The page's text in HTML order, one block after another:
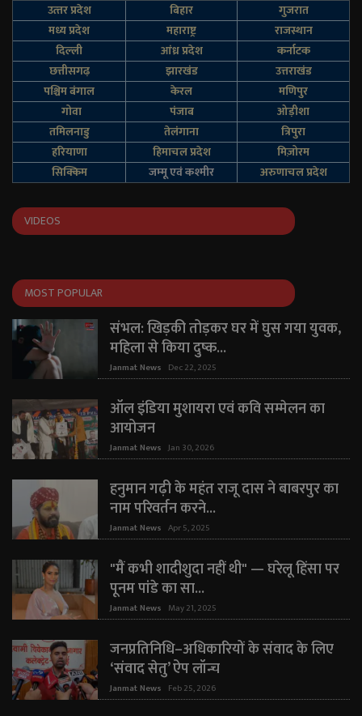
उत्‍तर प्रदेश बिहार
गुजरात
मध्य प्रदेश
महाराष्ट्र
राजस्थान
दिल्‍ली
आंध्र प्रदेश
कर्नाटक
छत्तीसगढ़
झारखंड
उत्तराखंड
पश्चिम बंगाल
केरल
मणिपुर
गोवा
पंजाब
ओड़ीशा
तमिलनाडु
तेलंगाना
त्रिपुरा
हरियाणा
हिमाचल प्रदेश
मिज़ोरम
सिक्किम
जम्‍मू एवं कश्‍मीर अरुणाचल प्रदेश
VIDEOS
MOST POPULAR
संभल: खिड़की तोड़कर घर में घुस गया युवक,
महिला से किया दुष्क...
Janmat News Dec 22, 2025
ऑल इंडिया मुशायरा एवं कवि सम्मेलन का
आयोजन
Janmat News Jan 30, 2026
हनुमान गढ़ी के महंत राजू दास ने बाबरपुर का
नाम परिवर्तन करने...
Janmat News Apr 5, 2025
"मैं कभी शादीशुदा नहीं थी" — घरेलू हिंसा पर
पूनम पांडे का सा...
Janmat News May 21, 2025
जनप्रतिनिधि–अधिकारियों के संवाद के लिए
‘संवाद सेतु’ ऐप लॉन्च
Janmat News Feb 25, 2026